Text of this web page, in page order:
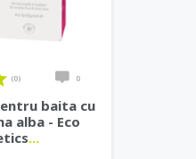
(0) 0
baita cu
alba - Eco
...